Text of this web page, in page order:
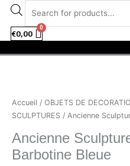
Aller
contenu
de
produits
€0,00
Accueil / OBJETS DE
SCULPTURES / Ancienne
Ancienne
Barbotine Bleue
facebook
instagram